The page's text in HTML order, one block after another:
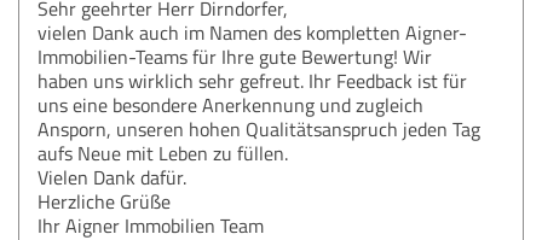
Sehr geehrter Herr Dirndorfer,
vielen Dank auch im Namen des kompletten Aigner-
Immobilien-Teams für Ihre gute Bewertung! Wir
haben uns wirklich sehr gefreut. Ihr Feedback ist für
uns eine besondere Anerkennung und zugleich
Ansporn, unseren hohen Qualitätsanspruch jeden Tag
aufs Neue mit Leben zu füllen.
Vielen Dank dafür.
Herzliche Grüße
Ihr Aigner Immobilien Team